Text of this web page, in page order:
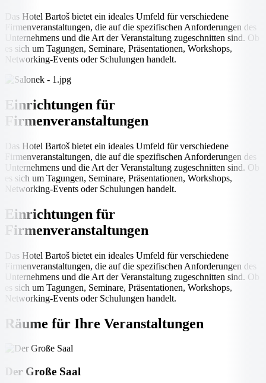
Das Hotel Bartoš bietet ein ideales Umfeld für verschiedene
Firmenveranstaltungen, die auf die spezifischen Anforderungen des
Unternehmens und die Art der Veranstaltung zugeschnitten sind. Ob
es sich um Tagungen, Seminare, Präsentationen, Workshops,
Networking-Events oder Schulungen handelt.
Einrichtungen für
Firmenveranstaltungen
Das Hotel Bartoš bietet ein ideales Umfeld für verschiedene
Firmenveranstaltungen, die auf die spezifischen Anforderungen des
Unternehmens und die Art der Veranstaltung zugeschnitten sind. Ob
es sich um Tagungen, Seminare, Präsentationen, Workshops,
Networking-Events oder Schulungen handelt.
Einrichtungen für
Firmenveranstaltungen
Das Hotel Bartoš bietet ein ideales Umfeld für verschiedene
Firmenveranstaltungen, die auf die spezifischen Anforderungen des
Unternehmens und die Art der Veranstaltung zugeschnitten sind. Ob
es sich um Tagungen, Seminare, Präsentationen, Workshops,
Networking-Events oder Schulungen handelt.
Räume für Ihre Veranstaltungen
Der Große Saal